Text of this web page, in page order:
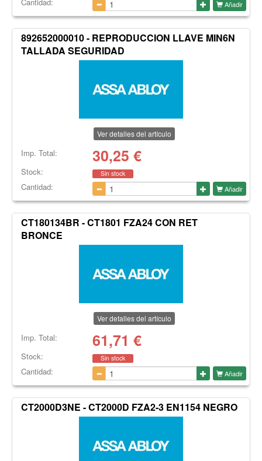
Añadir
892652000010 - REPRODUCCION LLAVE MIN6N
TALLADA SEGURIDAD
Ver detalles del artículo
Imp. Total: 30,25 €
Stock: Sin stock
Cantidad: Añadir
CT180134BR - CT1801 FZA24 CON RET
BRONCE
Ver detalles del artículo
Imp. Total: 61,71 €
Stock: Sin stock
Cantidad: Añadir
CT2000D3NE - CT2000D FZA2-3 EN1154 NEGRO